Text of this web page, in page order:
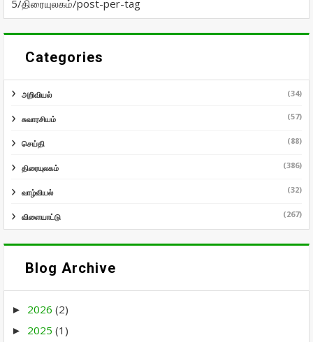
5/திரையுலகம்/post-per-tag
Categories
அறிவியல் (34)
சுவாரசியம் (57)
செய்தி (88)
திரையுலகம் (386)
வாழ்வியல் (32)
விளையாட்டு (267)
Blog Archive
► 2026 (2)
► 2025 (1)